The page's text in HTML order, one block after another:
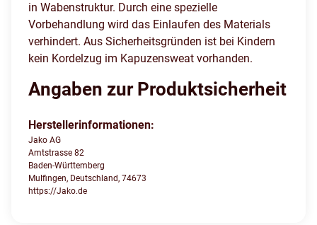
in Wabenstruktur. Durch eine spezielle
Vorbehandlung wird das Einlaufen des Materials
verhindert. Aus Sicherheitsgründen ist bei Kindern
kein Kordelzug im Kapuzensweat vorhanden.
Angaben zur Produktsicherheit
Herstellerinformationen:
Jako AG
Amtstrasse 82
Baden-Württemberg
Mulfingen, Deutschland, 74673
https://Jako.de